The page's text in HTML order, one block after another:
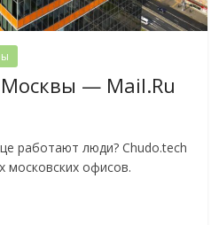
— Mail.Ru
работают люди? Chudo.tech
московских офисов.